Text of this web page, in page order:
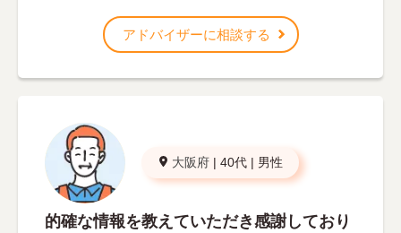
アドバイザーに相談する
大阪府 | 40代 | 男性
的確な情報を教えていただき感謝しており